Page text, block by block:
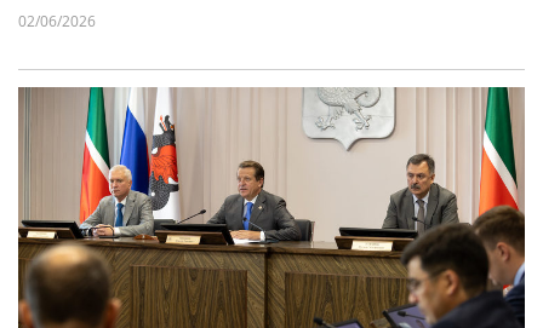
02/06/2026